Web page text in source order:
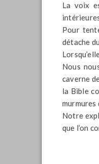
La voix
Pour
détache
Nous
caverne
la Bible
murmures
Notre
que l’on